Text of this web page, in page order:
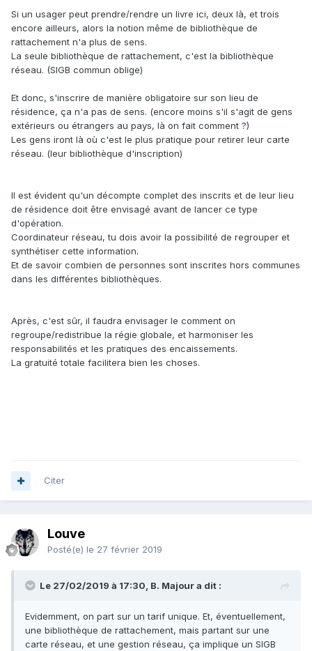
Si un usager peut prendre/rendre un livre ici, deux là, et trois
encore ailleurs, alors la notion même de bibliothèque de
rattachement n'a plus de sens.
La seule bibliothèque de rattachement, c'est la bibliothèque
réseau. (SIGB commun oblige)
Et donc, s'inscrire de manière obligatoire sur son lieu de
résidence, ça n'a pas de sens. (encore moins s'il s'agit de gens
extérieurs ou étrangers au pays, là on fait comment ?)
Les gens iront là où c'est le plus pratique pour retirer leur carte
réseau. (leur bibliothèque d'inscription)
Il est évident qu'un décompte complet des inscrits et de leur lieu
de résidence doit être envisagé avant de lancer ce type
d'opération.
Coordinateur réseau, tu dois avoir la possibilité de regrouper et
synthétiser cette information.
Et de savoir combien de personnes sont inscrites hors communes
dans les différentes bibliothèques.
Après, c'est sûr, il faudra envisager le comment on
regroupe/redistribue la régie globale, et harmoniser les
responsabilités et les pratiques des encaissements.
La gratuité totale facilitera bien les choses.
Citer
Louve
Posté(e) le 27 février 2019
Le 27/02/2019 à 17:30, B. Majour a dit :
Evidemment, on part sur un tarif unique. Et, éventuellement,
une bibliothèque de rattachement, mais partant sur une
carte réseau, et une gestion réseau, ça implique un SIGB